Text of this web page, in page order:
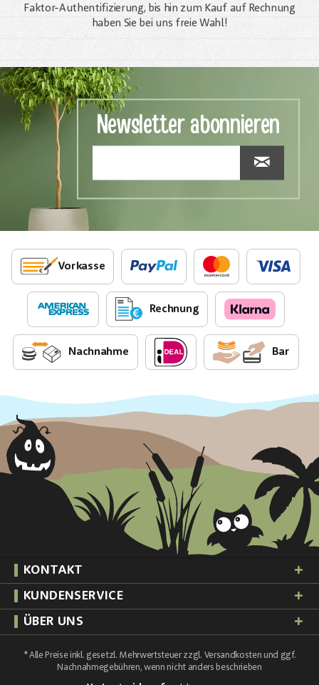
Faktor-Authentifizierung, bis hin zum Kauf auf Rechnung
haben Sie bei uns freie Wahl!
Newsletter abonnieren
Vorkasse
Rechnung
Nachnahme Bar
KONTAKT
KUNDENSERVICE
ÜBER UNS
* Alle Preise inkl. gesetzl. Mehrwertsteuer zzgl. Versandkosten und ggf.
Nachnahmegebühren, wenn nicht anders beschrieben